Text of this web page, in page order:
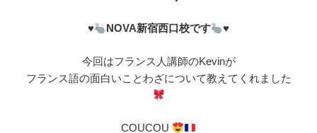
♥ NOVA新宿西口校です ♥
今回はフランス人講師のKevinが
フランス語の面白いことわざについて教えてくれました
COUCOU